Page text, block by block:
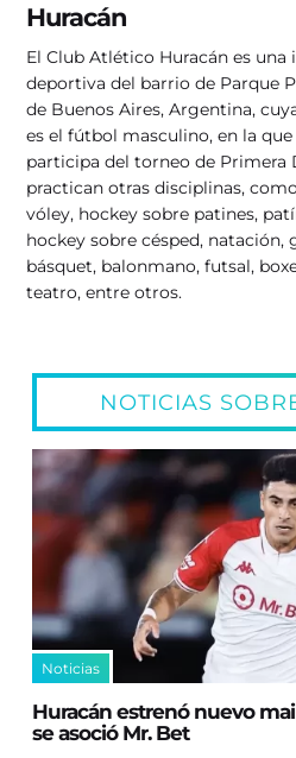
Huracán
El Club Atlético Huracán es
deportiva del barrio de Parque
de Buenos Aires, Argentina,
es el fútbol masculino, en la
participa del torneo de Primera
practican otras disciplinas,
vóley, hockey sobre patines,
hockey sobre césped, natación,
básquet, balonmano, futsal,
teatro, entre otros.
NOTICIAS
Noticias
Huracán estrenó nuevo
se asoció Mr. Bet